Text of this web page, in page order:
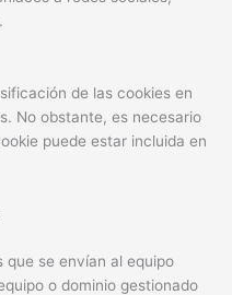
de las cookies en
No obstante, es necesario
puede estar incluida en
que se envían al equipo
o dominio gestionado